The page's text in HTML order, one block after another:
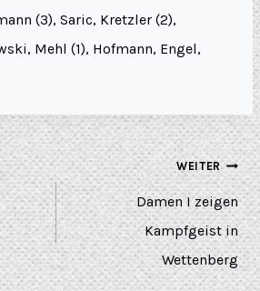
(3), Saric, Kretzler (2),
Mehl (1), Hofmann, Engel,
WEITER
Damen I zeigen
Kampfgeist in
Wettenberg